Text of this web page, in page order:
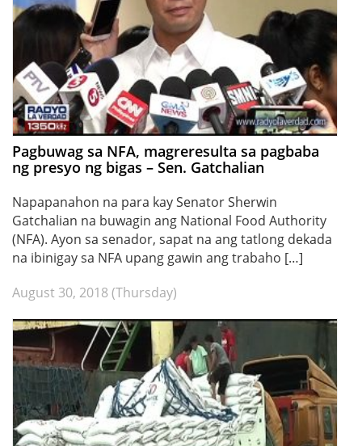
Pagbuwag sa NFA, magreresulta sa pagbaba
ng presyo ng bigas – Sen. Gatchalian
Napapanahon na para kay Senator Sherwin
Gatchalian na buwagin ang National Food Authority
(NFA). Ayon sa senador, sapat na ang tatlong dekada
na ibinigay sa NFA upang gawin ang trabaho […]
August 30, 2018 (Thursday)